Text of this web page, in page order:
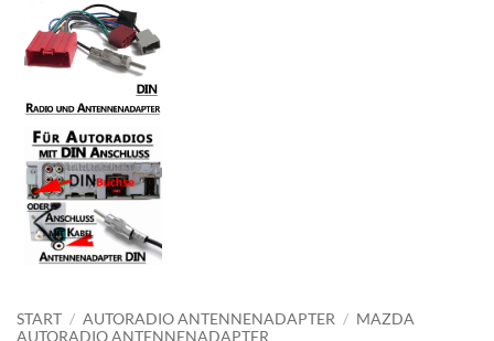
START / AUTORADIO ANTENNENADAPTER / MAZDA
AUTORADIO ANTENNENADAPTER